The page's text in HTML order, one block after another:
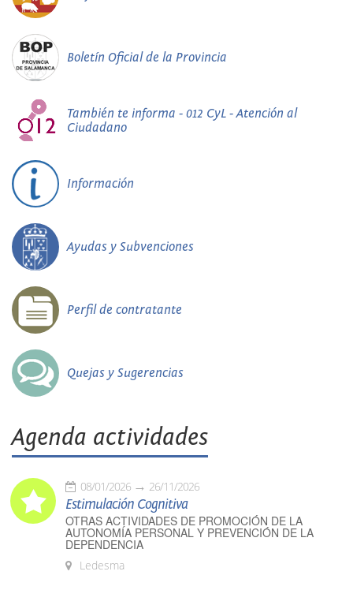
Boletín Oficial de la Provincia
También te informa - 012 CyL - Atención al
Ciudadano
Información
Ayudas y Subvenciones
Perfil de contratante
Quejas y Sugerencias
Agenda actividades
08/01/2026 26/11/2026
Estimulación Cognitiva
OTRAS ACTIVIDADES DE PROMOCIÓN DE LA
AUTONOMÍA PERSONAL Y PREVENCIÓN DE LA
DEPENDENCIA
Ledesma